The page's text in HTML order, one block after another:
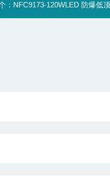
： NFC9173-120WLED 防爆低